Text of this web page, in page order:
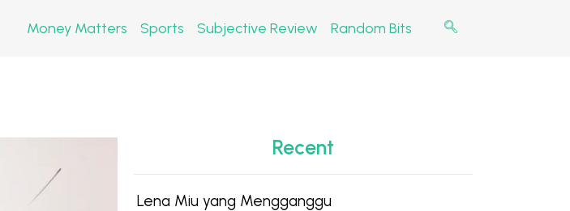
Money Matters Sports Subjective Review Random Bits
Recent
Lena Miu yang Mengganggu